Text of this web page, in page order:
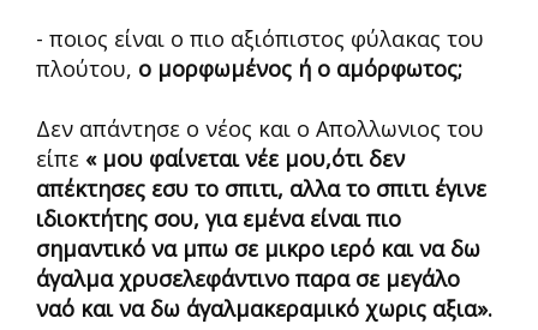
- ποιος είναι ο πιο αξιόπιστος φύλακας του
πλούτου, ο μορφωμένος ή ο αμόρφωτος;
Δεν απάντησε ο νέος και ο Απολλωνιος του
είπε « μου φαίνεται νέε μου,ότι δεν
απέκτησες εσυ το σπιτι, αλλα το σπιτι έγινε
ιδιοκτήτης σου, για εμένα είναι πιο
σημαντικό να μπω σε μικρο ιερό και να δω
άγαλμα χρυσελεφάντινο παρα σε μεγάλο
ναό και να δω άγαλμακεραμικό χωρις αξια».